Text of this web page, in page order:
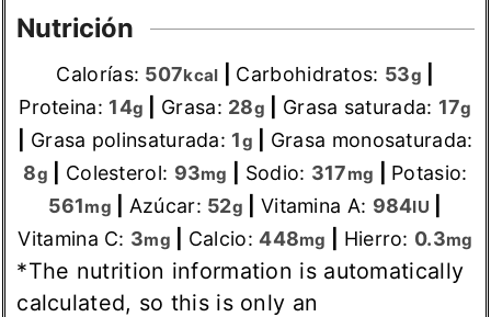
Nutrición
Calorías: 507kcal Carbohidratos: 53g
Proteina: 14g Grasa: 28g Grasa saturada: 17g
Grasa polinsaturada: 1g
Grasa monosaturada:
8g Colesterol: 93mg Sodio: 317mg
Potasio:
561mg Azúcar: 52g Vitamina A: 984IU
Vitamina C: 3mg Calcio:448mg Hierro: 0.3mg
*The nutrition information is automatically
calculated, so this is only an